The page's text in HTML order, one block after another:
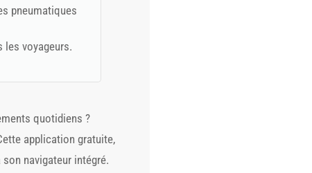
pneumatiques
les voyageurs.
quotidiens ?
application gratuite,
navigateur intégré.